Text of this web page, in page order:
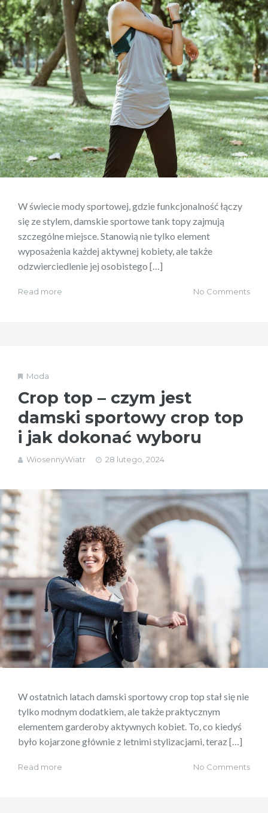
W świecie mody sportowej, gdzie funkcjonalność łączy
się ze stylem, damskie sportowe tank topy zajmują
szczególne miejsce. Stanowią nie tylko element
wyposażenia każdej aktywnej kobiety, ale także
odzwierciedlenie jej osobistego […]
Read more No Comments
Moda
Crop top – czym jest
damski sportowy crop top
i jak dokonać wyboru
WiosennyWiatr 28 lutego, 2024
W ostatnich latach damski sportowy crop top stał się nie
tylko modnym dodatkiem, ale także praktycznym
elementem garderoby aktywnych kobiet. To, co kiedyś
było kojarzone głównie z letnimi stylizacjami, teraz […]
Read more No Comments